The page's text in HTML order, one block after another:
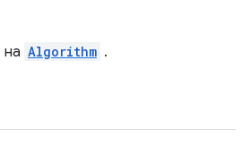
на Algorithm .